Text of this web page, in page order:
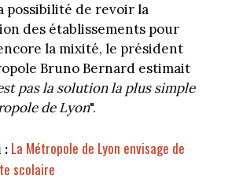
possibilité de revoir la
des établissements pour
la mixité, le président
Bruno Bernard estimait
pas la solution la plus simple
de Lyon".
: La Métropole de Lyon envisage de
scolaire